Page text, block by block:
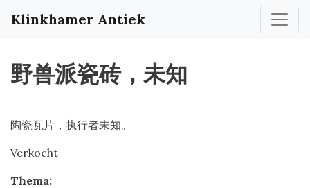
Klinkhamer Antiek
野兽派瓷砖，未知
陶瓷瓦片，执行者未知。
Verkocht
Thema: